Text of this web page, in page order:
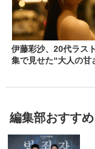
伊藤彩沙、20代ラス
集で見せた“大人の甘
編集部おすすめ